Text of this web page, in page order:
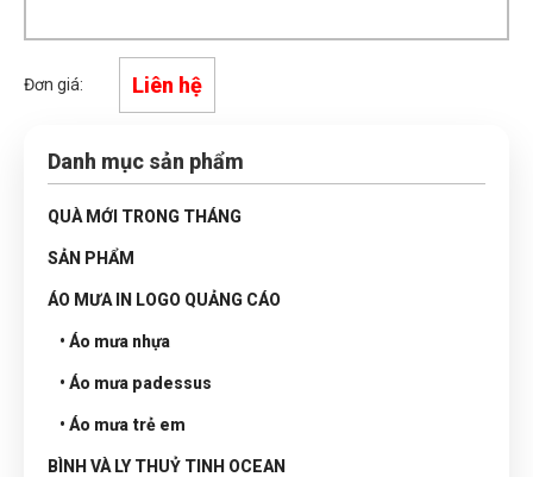
Đơn giá: Liên hệ
Danh mục sản phẩm
QUÀ MỚI TRONG THÁNG
SẢN PHẨM
ÁO MƯA IN LOGO QUẢNG CÁO
• Áo mưa nhựa
• Áo mưa padessus
• Áo mưa trẻ em
BÌNH VÀ LY THUỶ TINH OCEAN